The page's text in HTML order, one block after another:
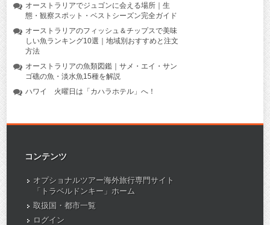
オーストラリアでジュゴンに会える場所｜生
態・観察スポット・ベストシーズン完全ガイド
オーストラリアのフィッシュ＆チップスで美味
しい魚ランキング10選｜地域別おすすめと注文
方法
オーストラリアの魚類図鑑｜サメ・エイ・サン
ゴ礁の魚・淡水魚15種を解説
ハワイ 火曜日は「カハラホテル」へ！
コンテンツ
オプショナルツアー海外旅行専門サイト
「トラベルドンキー」ホーム
取扱国・都市一覧
ログイン